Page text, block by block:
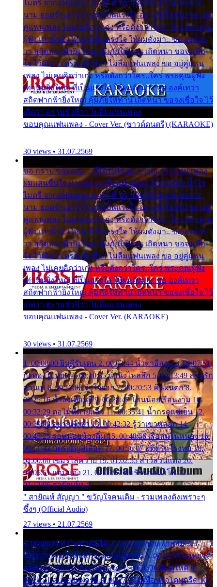
ไมตรี จากแฟนเพลง ทุกทุกที่ ปราณีหลั่งไหล ผมขอฝาก
นาม ยอดรักเอาไว้ โปรดเป็นแรงใจ อย่างนี้เรื่อยไป ขอ อยู่
คู่แฟนเพลง ไม่เคยคิดว่าเก่ง หรือดังกว่าใคร..ใคร พระคุณ
ผู้ฟัง เท่านั้นยิ่งใหญ่ ที่เป็นแรงใจ ให้ผมดังมา.. ขอ องค์เท
วา สถิตฟากฟ้ายิ่งใหญ่ คุ้มภัยให้ท่าน เถิดหนา ขอจงเชื่อ
ใจ ไว้เถิดว่า ตราบชั่วชีวา ไม่ลืมแฟนเพลง ขอ อยู่คู่แฟน
เพลง ไม่เคยคิดว่าเก่ง หรือดังกว่าใคร..ใคร พระคุณผู้ฟัง
เท่านั้นยิ่งใหญ่ ที่เป็นแรงใจ ให้ผมดังมา.. ขอ องค์เทวา
สถิตฟากฟ้ายิ่งใหญ่ คุ้มภัยให้ท่าน เถิดหนา ขอจงเชื่อใจ ไว้
เถิดว่า ตราบชั่วชีวา ไม่ลืมแฟนเพลง
ขอบคุณแฟนเพลง - Cover Ver. (ซาวด์ดนตรี) (KARAOKE)
30 views • 31.07.2569
ขอ กราบ ขอบคุณ.... ที่ได้รับไออุ่น การุณ จากแฟน เพลง
ผมแสนชื่นใจ หายวังเวง เมื่อแฟนเพลง ให้กำลังใจ น้ำใจ
ไมตรี จากแฟนเพลง ทุกทุกที่ ปราณีหลั่งไหล ผมขอฝาก
นาม ยอดรักเอาไว้ โปรดเป็นแรงใจ อย่างนี้เรื่อยไป ขอ อยู่
คู่แฟนเพลง ไม่เคยคิดว่าเก่ง หรือดังกว่าใคร..ใคร พระคุณ
ผู้ฟัง เท่านั้นยิ่งใหญ่ ที่เป็นแรงใจ ให้ผมดังมา.. ขอ องค์เท
วา สถิตฟากฟ้ายิ่งใหญ่ คุ้มภัยให้ท่าน เถิดหนา ขอจงเชื่อ
ใจ ไว้เถิดว่า ตราบชั่วชีวา ไม่ลืมแฟนเพลง ขอ อยู่คู่แฟน
เพลง ไม่เคยคิดว่าเก่ง หรือดังกว่าใคร..ใคร พระคุณผู้ฟัง
เท่านั้นยิ่งใหญ่ ที่เป็นแรงใจ ให้ผมดังมา.. ขอ องค์เทวา
สถิตฟากฟ้ายิ่งใหญ่ คุ้มภัยให้ท่าน เถิดหนา ขอจงเชื่อใจ ไว้
เถิดว่า ตราบชั่วชีวา ไม่ลืมแฟนเพลง
ขอบคุณแฟนเพลง - Cover Ver. (KARAOKE)
30 views • 31.07.2569
1. 00:00:00 ยินดีรับเดน 2. 00:03:44 น้ำตาอีสาน 3. 00:07:51
กิ่งทองใบหยก 4. 00:10:35 น้ำนิ่งไหลลึก 5. 00:13:49 ลานรัก
ลานเท 6. 00:17:06 จำใจจาก 7. 00:20:53 คืนฝนตก 8.
00:25:16 น้ำลงเดือนยี่ 9. 00:28:47 โสนน้อยเรือนงาม 10.
00:32:29 ตอไม้ที่ตายแล้ว 11. 00:35:41 น้ำกรดแช่เย็น 12.
00:39:08 อยากฟังซ้ำ 13. 00:42:32 รู้ว่าเขาหลอก 14.
00:45:25 รอหน่อยน้องติ๋ม 15. 00:48:56 เรือล่มในหนอง 16.
00:51:43 บัตรเชิญสีเลือด 17. 00:56:07 อดีตรักโรงทอ 18.
01:00:00 เขมรไล่ควาย 19. 01:02:55 สาวสวนแตง 20.
01:05:51 แอบมอง 21. 01:09:27 พบรักปากน้ำโพ 22.
01:13:06 สายัณห์เมา
" สายัณห์ สัญญา " ขวัญใจคนเดิม - รวมเพลงดังเพราะๆ
ซึ้งๆ (Official Audio)
27 views • 21.07.2569
1. 00:00:00 ทำไมทำฉันได้ 2. 00:03:20 นางฟ้าสลัม 3.
00:06:50 คน 4. 00:10:36 บุญเหลือเกิน 5. 00:13:58 ฝนหยาด
สุดท้าย 6. 00:17:30 ยาใจยาจก 7. 00:20:30 คิดดูให้ดี 8.
00:24:21 ลบรอยแผลรัก 9. 00:27:35 เหมือนใจโดนกรีด 10.